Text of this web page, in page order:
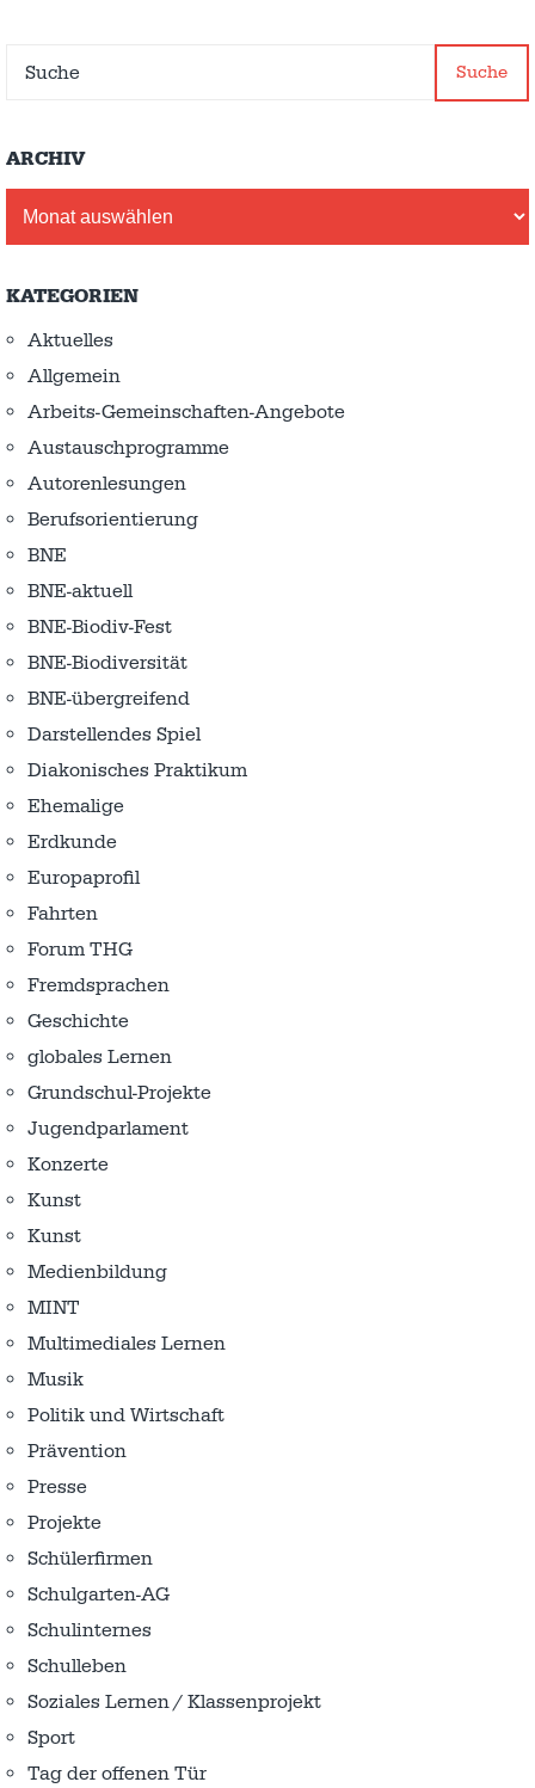
Suche
ARCHIV
KATEGORIEN
Aktuelles
Allgemein
Arbeits-Gemeinschaften-Angebote
Austausch­programme
Autorenlesungen
Berufsorientierung
BNE
BNE-aktuell
BNE-Biodiv-Fest
BNE-Biodiversität
BNE-übergreifend
Darstellendes Spiel
Diakonisches Praktikum
Ehemalige
Erdkunde
Europaprofil
Fahrten
Forum THG
Fremdsprachen
Geschichte
globales Lernen
Grundschul-Projekte
Jugendparlament
Konzerte
Kunst
Kunst
Medienbildung
MINT
Multimediales Lernen
Musik
Politik und Wirtschaft
Prävention
Presse
Projekte
Schülerfirmen
Schulgarten-AG
Schulinternes
Schulleben
Soziales Lernen / Klassenprojekt
Sport
Tag der offenen Tür